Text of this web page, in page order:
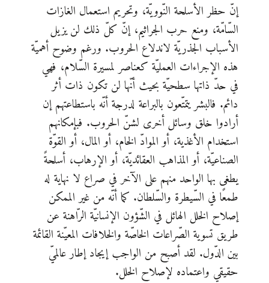
إنّ حظر الأسلحة النّوويّة، وتحريم استعمال الغازات
السّامّة، ومنع حرب الجراثيم، إنّ كلّ ذلك لن يزيل
الأسباب الجذريّة لاندلاع الحروب. ورغم وضوح أهميّة
هذه الإجراءات العمليّة كعناصر لمسيرة السّلام، فهي
في حدّ ذاتها سطحيّة بحيث أنّها لن تكون ذات أثر
دائم. فالبشر يتمتّعون بالبراعة لدرجة أنّه باستطاعتهم إن
أرادوا خلق وسائل أخرى لشنّ الحروب. فبإمكانهم
استخدام الأغذية، أو الموادّ الخام، أو المال، أو القوّة
الصناعيّة، أو المذاهب العقائديّة، أو الإرهاب، أسلحةً
يطغى بها الواحد منهم على الآخر في صراع لا نهاية له
طمعًا في السّيطرة والسّلطان. كما أنّه من غير الممكن
إصلاح الخلل الهائل في الشّؤون الإنسانيّة الرّاهنة عن
طريق تسوية الصّراعات الخاصّة والخلافات المعيّنة القائمة
بين الدّول. لقد أصبح من الواجب إيجاد إطار عالميّ
حقيقي واعتماده لإصلاح الخلل.